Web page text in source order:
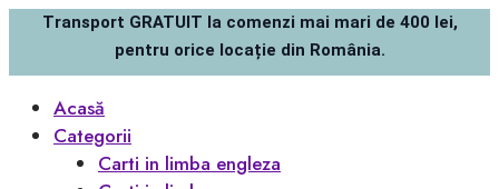
Transport GRATUIT la comenzi mai mari de 400 lei,
pentru orice locație din România.
Acasă
Categorii
Carti in limba engleza